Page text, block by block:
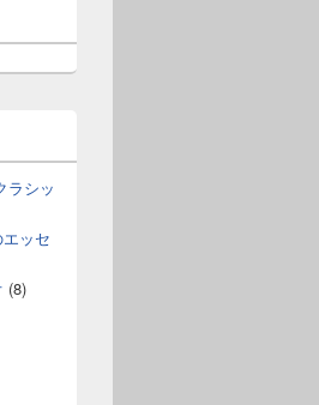
ラシッ
ッセ
(8)